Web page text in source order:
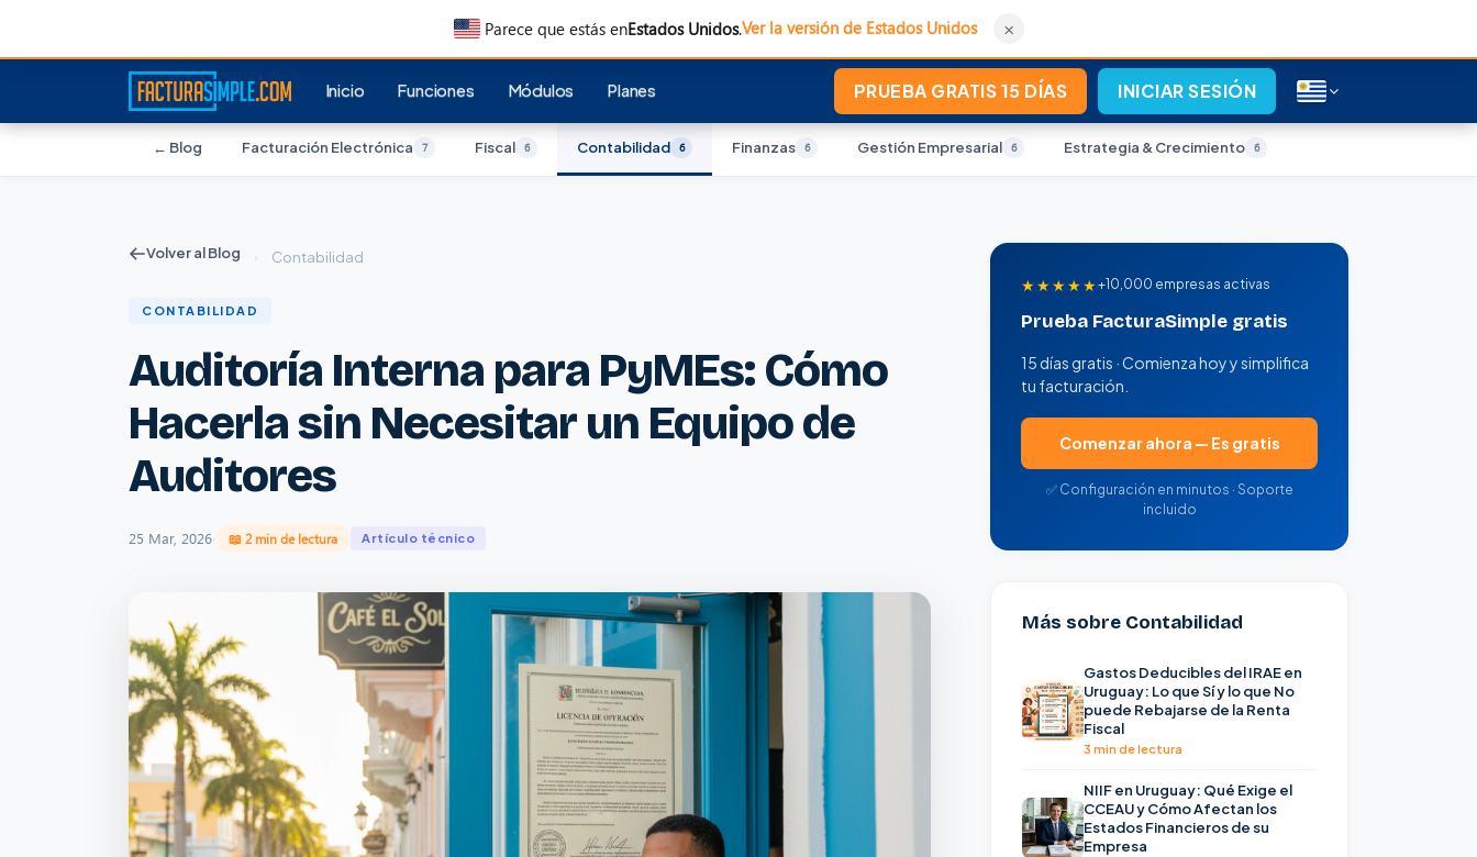
Parece que estás enEstados Unidos.Ver la versión de Estados Unidos ×
Inicio Funciones Módulos Planes PRUEBA GRATIS 15 DÍAS INICIAR SESIÓN
← Blog Facturación Electrónica 7 Fiscal 6 Contabilidad 6 Finanzas 6 Gestión Empresarial 6 Estrategia & Crecimiento 6
Volver al Blog › Contabilidad
CONTABILIDAD
Auditoría Interna para PyMEs: Cómo
Hacerla sin Necesitar un Equipo de
Auditores
25 Mar, 2026· 📖 2 min de lectura Artículo técnico
★★★★★+10,000 empresas activas
Prueba FacturaSimple gratis
15 días gratis · Comienza hoy y simplifica
tu facturación.
Comenzar ahora — Es gratis
✅ Configuración en minutos · Soporte
incluido
Más sobre Contabilidad
Gastos Deducibles del IRAE en
Uruguay: Lo que Sí y lo que No
puede Rebajarse de la Renta
Fiscal
3 min de lectura
NIIF en Uruguay: Qué Exige el
CCEAU y Cómo Afectan los
Estados Financieros de su
Empresa